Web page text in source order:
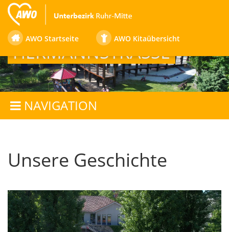
AWO Startseite AWO Kitaübersicht
FAMILIENZENTRUM
HERMANNSTRASSE
NAVIGATION
Unsere Geschichte